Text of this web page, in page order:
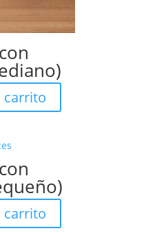
carrito
carrito